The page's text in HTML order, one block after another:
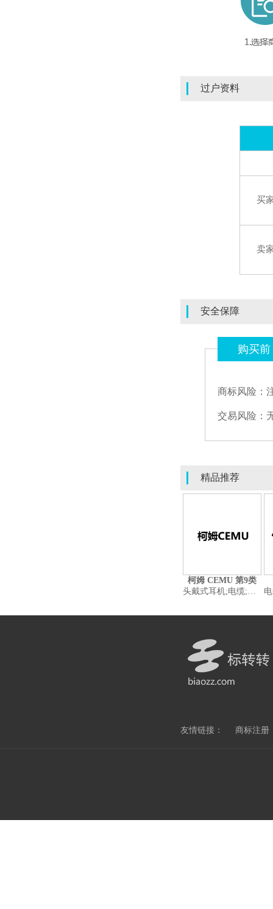
过户资料
买
卖
安全保障
购买前
商标风险：
交易风险：
精品推荐
柯姆 CEMU 第9类
头戴式耳机;电缆;插头、插座和其他接触器（电连接）;计算机;移动电话;扬声器音箱;移动电源（可充电电池）;计算机外围设备;卫星导航仪器;智能手机
电子笔(视觉演示
友情链接： 商标注册